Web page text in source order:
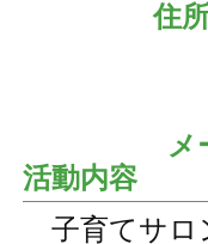
住
活動内容
子育てサロ